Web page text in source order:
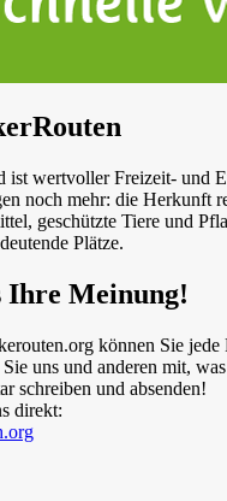
ist wertvoller Freizeit- und
noch mehr: die Herkunft
geschützte Tiere und
Plätze.
Ihre Meinung!
können Sie jede
uns und anderen mit,
schreiben und absenden!
direkt: